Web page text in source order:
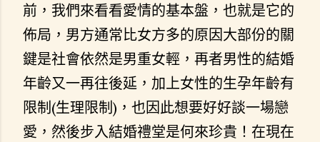
前，我們來看看愛情的基本盤，也就是它的
佈局，男方通常比女方多的原因大部份的關
鍵是社會依然是男重女輕，再者男性的結婚
年齡又一再往後延，加上女性的生孕年齡有
限制(生理限制)，也因此想要好好談一場戀
愛，然後步入結婚禮堂是何來珍貴！在現在